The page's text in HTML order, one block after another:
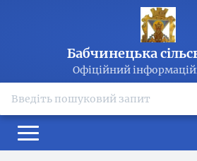
Бабчинецька
Офіційний